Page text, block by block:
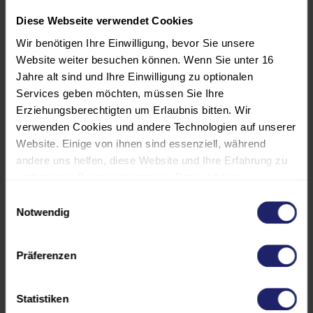
Diese Webseite verwendet Cookies
Wir benötigen Ihre Einwilligung, bevor Sie unsere
Website weiter besuchen können. Wenn Sie unter 16
Jahre alt sind und Ihre Einwilligung zu optionalen
Services geben möchten, müssen Sie Ihre
Erziehungsberechtigten um Erlaubnis bitten. Wir
verwenden Cookies und andere Technologien auf unserer
Website. Einige von ihnen sind essenziell, während
andere uns helfen, diese Website und Ihre Erfahrung zu
personalisierte Anzeigen und Inhalte oder die Messung
von Anzeigen und Inhalten. Weitere Informationen über
Datenschutzerklärung. Es besteht keine Verpflichtung, in
Angebot zu nutzen. Sie können Ihre Auswahl jederzeit
Notwendig
Präferenzen
Statistiken
PROGRAMM
TEILNEHMER:INNENKREIS
REFERENT:INNEN